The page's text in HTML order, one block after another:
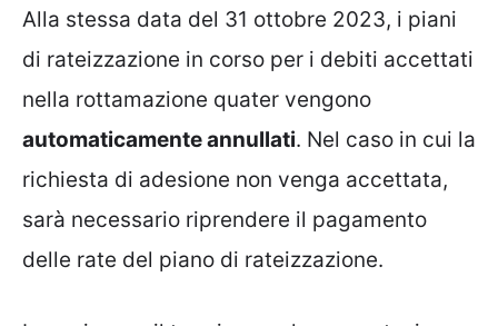
Alla stessa data del 31 ottobre 2023, i piani
di rateizzazione in corso per i debiti accettati
nella rottamazione quater vengono
automaticamente annullati. Nel caso in cui la
richiesta di adesione non venga accettata,
sarà necessario riprendere il pagamento
delle rate del piano di rateizzazione.